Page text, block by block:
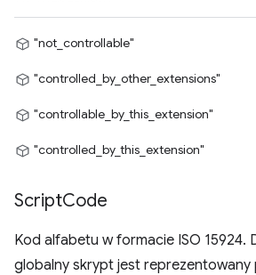
"not_controllable"
"controlled_by_other_extensions"
"controllable_by_this_extension"
"controlled_by_this_extension"
ScriptCode
Kod alfabetu w formacie ISO 15924.
globalny skrypt jest reprezentowany